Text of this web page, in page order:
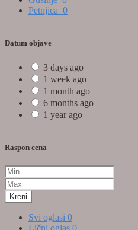
Petnjica 0
Datum objave
3 days ago
1 week ago
1 month ago
6 months ago
1 year ago
Raspon cena
Kreni
Svi oglasi 0